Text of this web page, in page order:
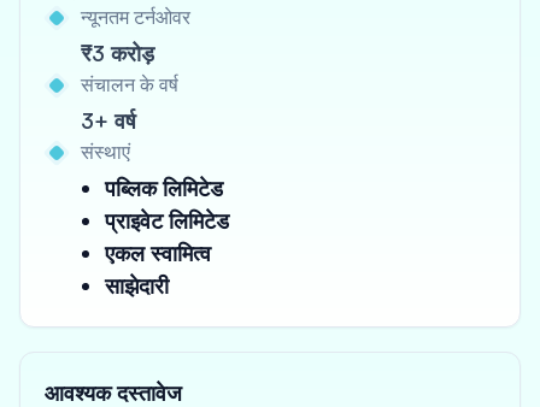
न्यूनतम टर्नओवर
₹3 करोड़
संचालन के वर्ष
3+ वर्ष
संस्थाएं
पब्लिक लिमिटेड
प्राइवेट लिमिटेड
एकल स्वामित्व
साझेदारी
आवश्यक दस्तावेज